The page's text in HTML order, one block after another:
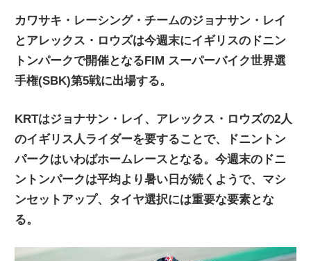
ク
ュ
ー
カワサキ・レーシング・チームのジョナサン・レイ
とアレックス・ロウズは今週末にイギリスのドニン
トンパークで開催となるFIM スーパーバイク世界選
手権(SBK)第5戦に出場する。
KRTはジョナサン・レイ、アレックス・ロウズの2人
のイギリス人ライダーを要することで、ドニントン
パークはいわばホームレースとなる。今週末のドニ
ントンパークは平均より暑い日が続くようで、マシ
ンセットアップ、タイヤ選択には重要な要素とな
る。